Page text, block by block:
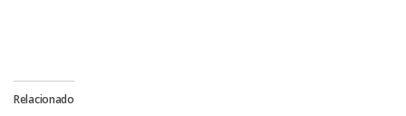
Relacionado